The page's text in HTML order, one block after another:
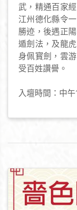
武，精通百家
江州德化縣令
勝迹，後遇正
遁劍法，及龍
身佩寳劍，雲
受百姓讚譽。
入壇時間：中